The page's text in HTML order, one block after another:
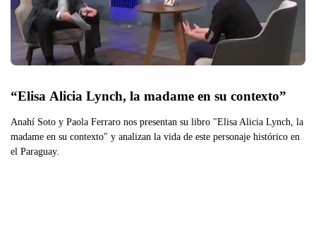
“Elisa Alicia Lynch, la madame en su contexto”
Anahí Soto y Paola Ferraro nos presentan su libro "Elisa Alicia Lynch, la
madame en su contexto" y analizan la vida de este personaje histórico en
el Paraguay.